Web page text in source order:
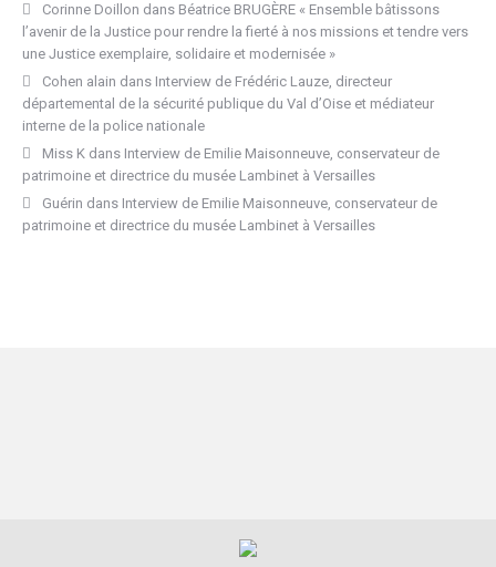
Corinne Doillon dans Béatrice BRUGÈRE « Ensemble bâtissons
l’avenir de la Justice pour rendre la fierté à nos missions et tendre vers
une Justice exemplaire, solidaire et modernisée »
Cohen alain dans Interview de Frédéric Lauze, directeur
départemental de la sécurité publique du Val d’Oise et médiateur
interne de la police nationale
Miss K dans Interview de Emilie Maisonneuve, conservateur de
patrimoine et directrice du musée Lambinet à Versailles
Guérin dans Interview de Emilie Maisonneuve, conservateur de
patrimoine et directrice du musée Lambinet à Versailles